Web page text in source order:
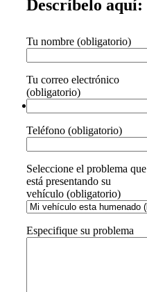
Descríbelo aquí:
Tu nombre (obligatorio)
Tu correo electrónico
(obligatorio)
Teléfono (obligatorio)
Seleccione el problema que
está presentando su
vehículo (obligatorio)
Especifique su problema